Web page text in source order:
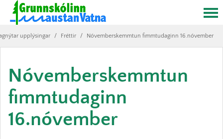
upplýsingar / Fréttir / Nóvemberskemmtun fimmtudaginn 16.nóvember
Nóvemberskemmtun
fimmtudaginn
16.nóvember